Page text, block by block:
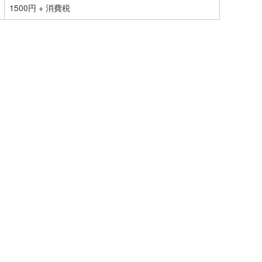
1500円 + 消費税